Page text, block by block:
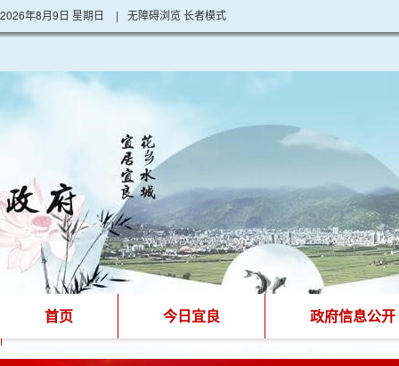
2026年8月9日 星期日 | 无障碍浏览长者模式
首页 今日宜良 政府信息公开